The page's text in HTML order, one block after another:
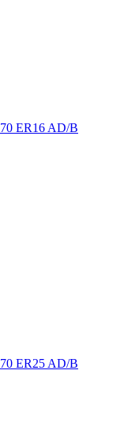
ER16 AD/B
ER25 AD/B